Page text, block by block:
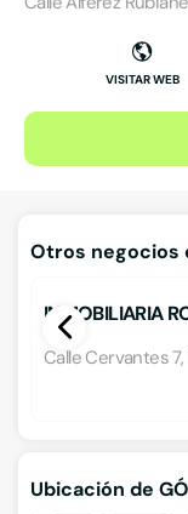
VISITAR WEB
Otros negocios
INMOBILIARIA
Calle Cervantes
Ubicación de